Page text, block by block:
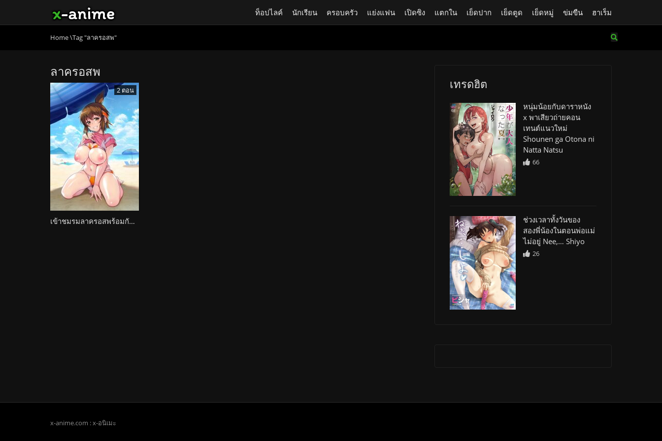
ท็อปไลค์ นักเรียน ครอบครัว แย่งแฟน เปิดซิง แตกใน เย็ดปาก เย็ดตูด เย็ดหมู่ ข่มขืน ฮาเร็ม
Home\Tag "ลาครอสพ"
ลาครอสพ
2 ตอน
เข้าชมรมลาครอสพร้อมกับพวกเธอทั้ง 5 Joshi Luck!
เทรดฮิต
หนุ่มน้อยกับดาราหนัง
x พาเสียวถ่ายคอน
เทนต์แนวใหม่
Shounen ga Otona ni
Natta Natsu
66
ช่วงเวลาทั้งวันของ
สองพี่น้องในตอนพ่อแม่
ไม่อยู่ Nee,… Shiyo
26
x-anime.com : x-อนิเมะ